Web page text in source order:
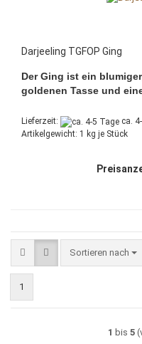
Darjeeling TGFOP Ging
Der Ging ist ein
goldenen Tasse und
Lieferzeit: ca.
Artikelgewicht: 1 kg je Stück
Sortieren nach
Sortieren nach
1
1 bis 5